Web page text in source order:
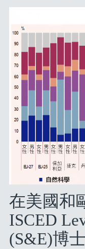
在美國和
ISCED
(S&E)博